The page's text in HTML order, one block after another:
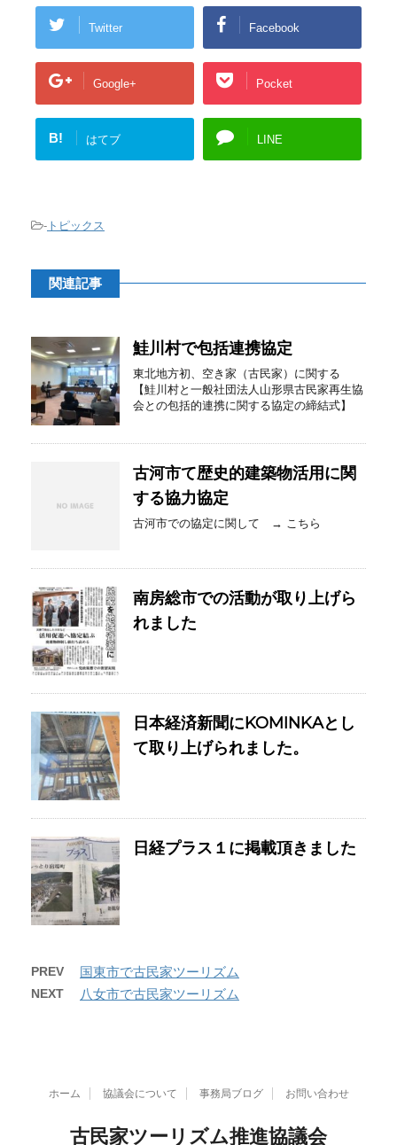
Twitter Facebook
Google+ Pocket
B! はてブ LINE
- トピックス
関連記事
鮭川村で包括連携協定
東北地方初、空き家（古民家）に関する
【鮭川村と一般社団法人山形県古民家再生協
会との包括的連携に関する協定の締結式】
古河市て歴史的建築物活用に関
する協力協定
古河市での協定に関して → こちら
南房総市での活動が取り上げら
れました
日本経済新聞にKOMINKAとし
て取り上げられました。
日経プラス１に掲載頂きました
PREV 国東市で古民家ツーリズム
NEXT 八女市で古民家ツーリズム
ホーム 協議会について 事務局ブログ お問い合わせ
古民家ツーリズム推進協議会